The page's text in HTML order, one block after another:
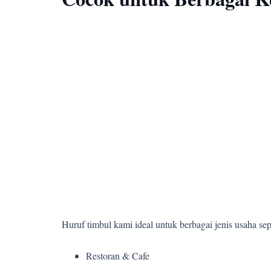
Huruf timbul kami ideal untuk berbagai jenis usaha
Restoran & Cafe